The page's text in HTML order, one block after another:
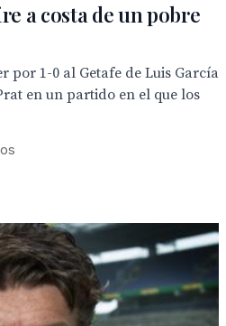
a costa de un pobre
por 1-0 al Getafe de Luis García
en un partido en el que los